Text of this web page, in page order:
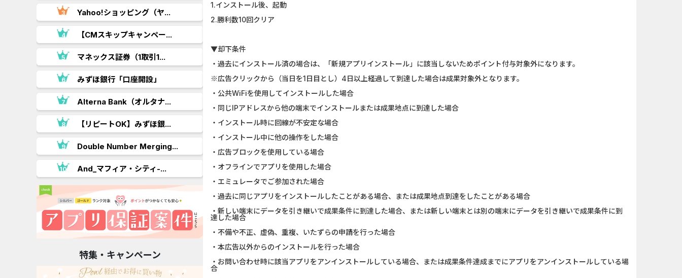
Yahoo!ショッピング（ヤ...
【CMスキップキャンペー...
マネックス証券（1取引1...
みずほ銀行「口座開設」
Alterna Bank（オルタナ...
【リピートOK】みずほ銀...
Double Number Merging...
And_マフィア・シティ-...
Wood Block Jam（レベル...
【Ipsos iSay】アンケー...
Word Search Sea Game（...
アンケート募集サイト、...
【リピートOK】みずほ銀...
特集・キャンペーン
1.インストール後、起動
2.勝利数10回クリア
▼却下条件
・過去にインストール済の場合は、「新規アプリインストール」に該当しないためポイント付与対象外になります。
※広告クリックから（当日を1日目とし）4日以上経過して到達した場合は成果対象外となります。
・公共WiFiを使用してインストールした場合
・同じIPアドレスから他の端末でインストールまたは成果地点に到達した場合
・インストール時に回線が不安定な場合
・インストール中に他の操作をした場合
・広告ブロックを使用している場合
・オフラインでアプリを使用した場合
・エミュレータでご参加された場合
・過去に同じアプリをインストールしたことがある場合、または成果地点到達をしたことがある場合
・新しい端末にデータを引き継いで成果条件に到達した場合、または新しい端末とは別の端末にデータを引き継いで成果条件に到
達した場合
・不備や不正、虚偽、重複、いたずらの申請を行った場合
・本広告以外からのインストールを行った場合
・お問い合わせ時に該当アプリをアンインストールしている場合、または成果条件達成までにアプリをアンインストールしている場
合